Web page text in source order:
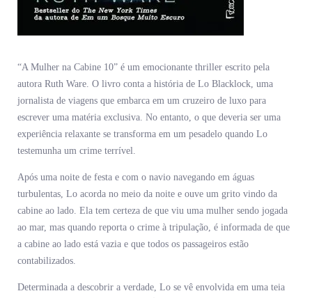
“A Mulher na Cabine 10” é um emocionante thriller escrito pela
autora Ruth Ware. O livro conta a história de Lo Blacklock, uma
jornalista de viagens que embarca em um cruzeiro de luxo para
escrever uma matéria exclusiva. No entanto, o que deveria ser uma
experiência relaxante se transforma em um pesadelo quando Lo
testemunha um crime terrível.
Após uma noite de festa e com o navio navegando em águas
turbulentas, Lo acorda no meio da noite e ouve um grito vindo da
cabine ao lado. Ela tem certeza de que viu uma mulher sendo jogada
ao mar, mas quando reporta o crime à tripulação, é informada de que
a cabine ao lado está vazia e que todos os passageiros estão
contabilizados.
Determinada a descobrir a verdade, Lo se vê envolvida em uma teia